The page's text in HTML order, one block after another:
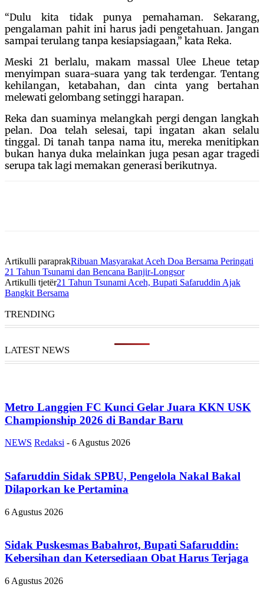
“Dulu kita tidak punya pemahaman. Sekarang,
pengalaman pahit ini harus jadi pengetahuan. Jangan
sampai terulang tanpa kesiapsiagaan,” kata Reka.
Meski 21 berlalu, makam massal Ulee Lheue tetap
menyimpan suara-suara yang tak terdengar. Tentang
kehilangan, ketabahan, dan cinta yang bertahan
melewati gelombang setinggi harapan.
Reka dan suaminya melangkah pergi dengan langkah
pelan. Doa telah selesai, tapi ingatan akan selalu
tinggal. Di tanah tanpa nama itu, mereka menitipkan
bukan hanya duka melainkan juga pesan agar tragedi
serupa tak lagi memakan generasi berikutnya.
Artikulli paraprakRibuan Masyarakat Aceh Doa Bersama Peringati
21 Tahun Tsunami dan Bencana Banjir-Longsor
Artikulli tjetër21 Tahun Tsunami Aceh, Bupati Safaruddin Ajak
Bangkit Bersama
TRENDING
LATEST NEWS
Metro Langgien FC Kunci Gelar Juara KKN USK
Championship 2026 di Bandar Baru
NEWS Redaksi - 6 Agustus 2026
Safaruddin Sidak SPBU, Pengelola Nakal Bakal
Dilaporkan ke Pertamina
6 Agustus 2026
Sidak Puskesmas Babahrot, Bupati Safaruddin:
Kebersihan dan Ketersediaan Obat Harus Terjaga
6 Agustus 2026